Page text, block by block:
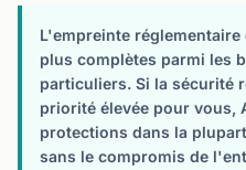
L'empreinte
plus complètes parmi les
particuliers. Si la sécurité
priorité élevée pour vous,
protections dans la
sans le compromis de